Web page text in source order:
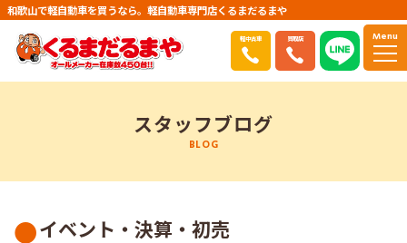
和歌山で軽自動車を買うなら。軽自動車専門店くるまだるまや
軽中古車 買取店 Menu
スタッフブログ
BLOG
イベント・決算・初売